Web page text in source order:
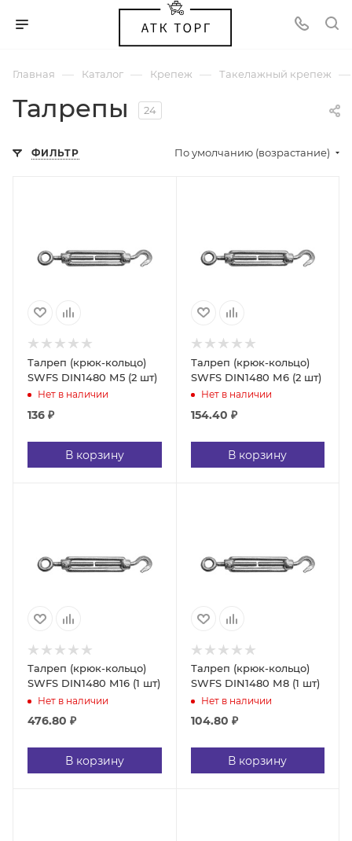
Главная — Каталог — Крепеж — Такелажный крепеж —
Талрепы 24
ФИЛЬТР По умолчанию (возрастание)
Талреп (крюк-кольцо)
SWFS DIN1480 М5 (2 шт)
Нет в наличии
136 ₽
В корзину
Талреп (крюк-кольцо)
SWFS DIN1480 М6 (2 шт)
Нет в наличии
154.40 ₽
В корзину
Талреп (крюк-кольцо)
SWFS DIN1480 М16 (1 шт)
Нет в наличии
476.80 ₽
В корзину
Талреп (крюк-кольцо)
SWFS DIN1480 М8 (1 шт)
Нет в наличии
104.80 ₽
В корзину